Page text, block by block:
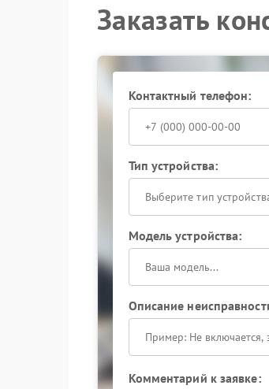
Заказать
Контактный телефон:
Тип устройства:
Выберите тип
Модель устройства:
Описание
Комментарий к заявке: